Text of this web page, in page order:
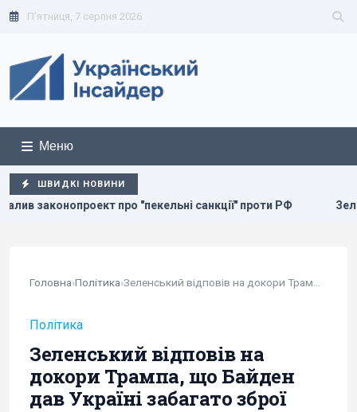
П'ятниця, 7 серпня 2026
Меню
ШВИДКІ НОВИНИ
"пекельні санкції" проти РФ Зеленський прибув до
Головна›Політика›
Політика
Зеленський відповів на
докори Трампа, що Байден
дав Україні забагато зброї